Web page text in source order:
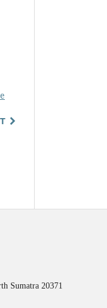
Sumatra 20371